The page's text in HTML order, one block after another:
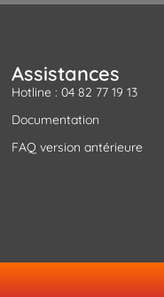
Assistances
Hotline : 04 82 77 19 13
Documentation
FAQ version antérieure